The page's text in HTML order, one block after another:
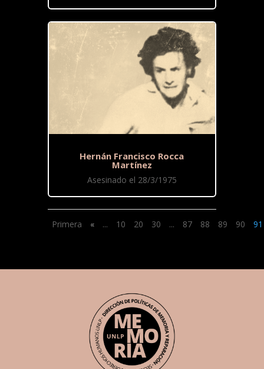
Hernán Francisco Rocca
Martínez
Asesinado el 28/3/1975
Primera « ... 10 20 30 ... 87 88 89 90 91